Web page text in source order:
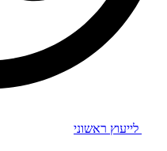
לייעוץ ראשוני